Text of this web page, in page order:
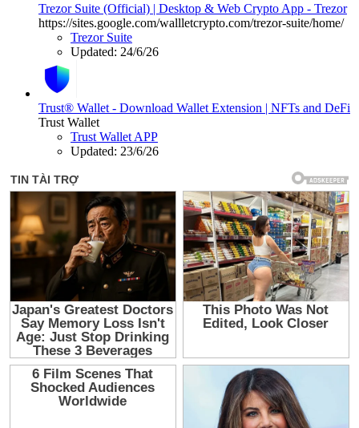
Trezor Suite (Official) | Desktop & Web Crypto App - Trezor
https://sites.google.com/wallletcrypto.com/trezor-suite/home/
Trezor Suite
Updated: 24/6/26
Trust® Wallet - Download Wallet Extension | NFTs and DeFi
Trust Wallet
Trust Wallet APP
Updated: 23/6/26